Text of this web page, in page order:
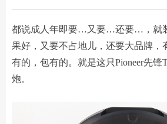
都说成人年即要…又要…还要…，就
果好，又要不占地儿，还要大品牌，
有的，包有的。就是这只Pioneer先锋
炮。